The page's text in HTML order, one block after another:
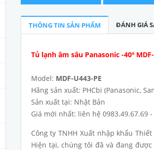
THÔNG TIN SẢN PHẨM ĐÁNH GIÁ
Tủ lạnh âm sâu Panasonic -40º
Model: MDF-U443-PE
Hãng sản xuất: PHCbi (Panasonic,
Sản xuất tại: Nhật Bản
Giá mới nhất: liên hệ 0983.49.67.69
Công ty TNHH Xuất nhập khẩu
Hiện tại, chúng tôi đã và đang